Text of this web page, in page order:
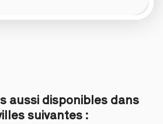
aussi disponibles dans
suivantes :